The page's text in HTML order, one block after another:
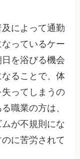
によって通勤
っているケー
を浴びる機会
ることで、体
ってしまうの
職業の方は、
が不規則にな
に苦労されて